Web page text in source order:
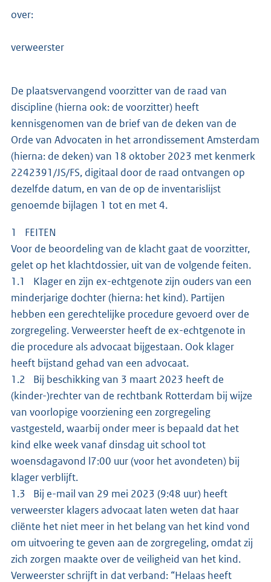
over:
verweerster
De plaatsvervangend voorzitter van de raad van
discipline (hierna ook: de voorzitter) heeft
kennisgenomen van de brief van de deken van de
Orde van Advocaten in het arrondissement Amsterdam
(hierna: de deken) van 18 oktober 2023 met kenmerk
2242391/JS/FS, digitaal door de raad ontvangen op
dezelfde datum, en van de op de inventarislijst
genoemde bijlagen 1 tot en met 4.
1 FEITEN
Voor de beoordeling van de klacht gaat de voorzitter,
gelet op het klachtdossier, uit van de volgende feiten.
1.1 Klager en zijn ex-echtgenote zijn ouders van een
minderjarige dochter (hierna: het kind). Partijen
hebben een gerechtelijke procedure gevoerd over de
zorgregeling. Verweerster heeft de ex-echtgenote in
die procedure als advocaat bijgestaan. Ook klager
heeft bijstand gehad van een advocaat.
1.2 Bij beschikking van 3 maart 2023 heeft de
(kinder-)rechter van de rechtbank Rotterdam bij wijze
van voorlopige voorziening een zorgregeling
vastgesteld, waarbij onder meer is bepaald dat het
kind elke week vanaf dinsdag uit school tot
woensdagavond l7:00 uur (voor het avondeten) bij
klager verblijft.
1.3 Bij e-mail van 29 mei 2023 (9:48 uur) heeft
verweerster klagers advocaat laten weten dat haar
cliënte het niet meer in het belang van het kind vond
om uitvoering te geven aan de zorgregeling, omdat zij
zich zorgen maakte over de veiligheid van het kind.
Verweerster schrijft in dat verband: “Helaas heeft